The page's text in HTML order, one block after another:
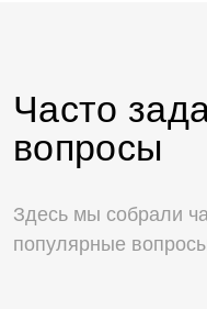
Часто
вопросы
Здесь мы собрали
популярные